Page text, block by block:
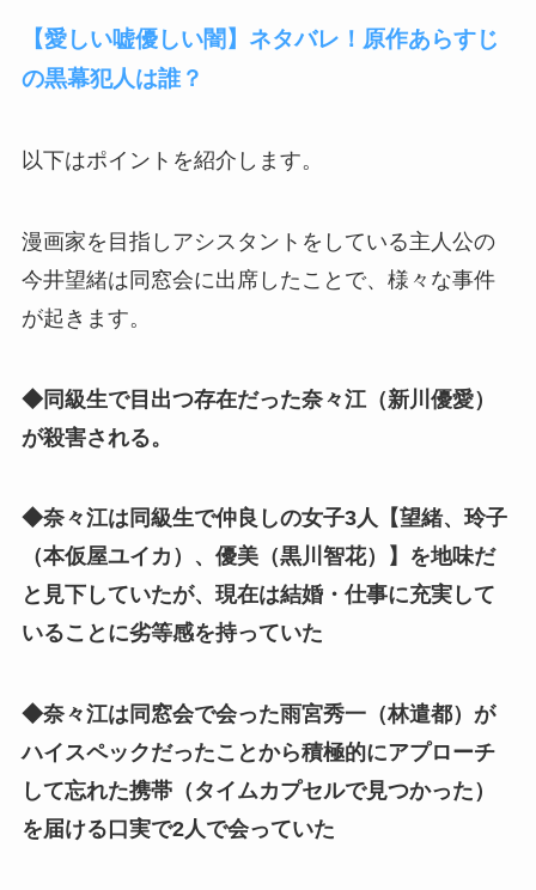
【愛しい嘘優しい闇】ネタバレ！原作あらすじ
の黒幕犯人は誰？
以下はポイントを紹介します。
漫画家を目指しアシスタントをしている主人公の
今井望緒は同窓会に出席したことで、様々な事件
が起きます。
◆同級生で目出つ存在だった奈々江（新川優愛）
が殺害される。
◆奈々江は同級生で仲良しの女子3人【望緒、玲子
（本仮屋ユイカ）、優美（黒川智花）】を地味だ
と見下していたが、現在は結婚・仕事に充実して
いることに劣等感を持っていた
◆奈々江は同窓会で会った雨宮秀一（林遣都）が
ハイスペックだったことから積極的にアプローチ
して忘れた携帯（タイムカプセルで見つかった）
を届ける口実で2人で会っていた